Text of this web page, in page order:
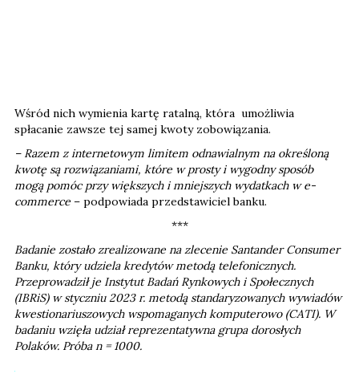
Wśród nich wymienia kartę ratalną, która umożliwia
spłacanie zawsze tej samej kwoty zobowiązania.
– Razem z internetowym limitem odnawialnym na określoną
kwotę są rozwiązaniami, które w prosty i wygodny sposób
mogą pomóc przy większych i mniejszych wydatkach w e-
commerce – podpowiada przedstawiciel banku.
***
Badanie zostało zrealizowane na zlecenie Santander Consumer
Banku, który udziela kredytów metodą telefonicznych.
Przeprowadził je Instytut Badań Rynkowych i Społecznych
(IBRiS) w styczniu 2023 r. metodą standaryzowanych wywiadów
kwestionariuszowych wspomaganych komputerowo (CATI). W
badaniu wzięła udział reprezentatywna grupa dorosłych
Polaków. Próba n = 1000.